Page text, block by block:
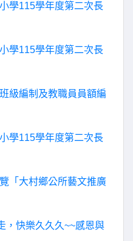
學115學年度第二次長
學115學年度第二次長
級編制及教職員員額編
學115學年度第二次長
「大村鄉公所藝文推廣
，快樂久久久~~感恩與